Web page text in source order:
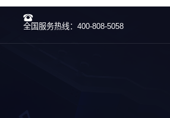
全国服务热线：400-808-5058